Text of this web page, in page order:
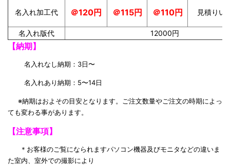
名入れ加工代 ＠120円 ＠115円 ＠110円 見積りい
名入れ版代 12000円
【納期】
名入れなし納期：3日〜
名入れあり納期：5〜14日
※納期はおよその目安となります。ご注文数量やご注文の時期によっ
ても変わる事があります。
【注意事項】
＊お客様のご覧になられますパソコン機器及びモニタなどの違いま
た室内、室外での撮影により